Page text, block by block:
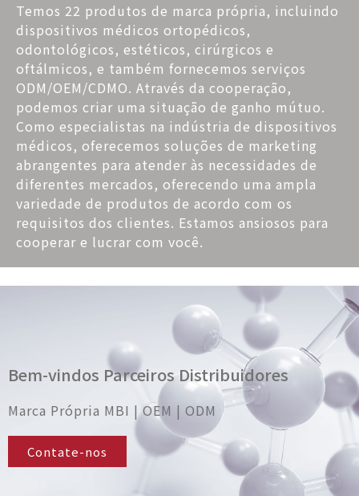
Temos 22 produtos de marca própria, incluindo
dispositivos médicos ortopédicos,
odontológicos, estéticos, cirúrgicos e
oftálmicos, e também fornecemos serviços
ODM/OEM/CDMO. Através da cooperação,
podemos criar uma situação de ganho mútuo.
Como especialistas na indústria de dispositivos
médicos, oferecemos soluções de marketing
abrangentes para atender às necessidades de
diferentes mercados, oferecendo uma ampla
variedade de produtos de acordo com os
requisitos dos clientes. Estamos ansiosos para
cooperar e lucrar com você.
Bem-vindos Parceiros Distribuidores
Marca Própria MBI | OEM | ODM
Contate-nos